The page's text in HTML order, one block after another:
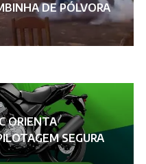
DE PÓLVORA
ORIENTA
SEGURA